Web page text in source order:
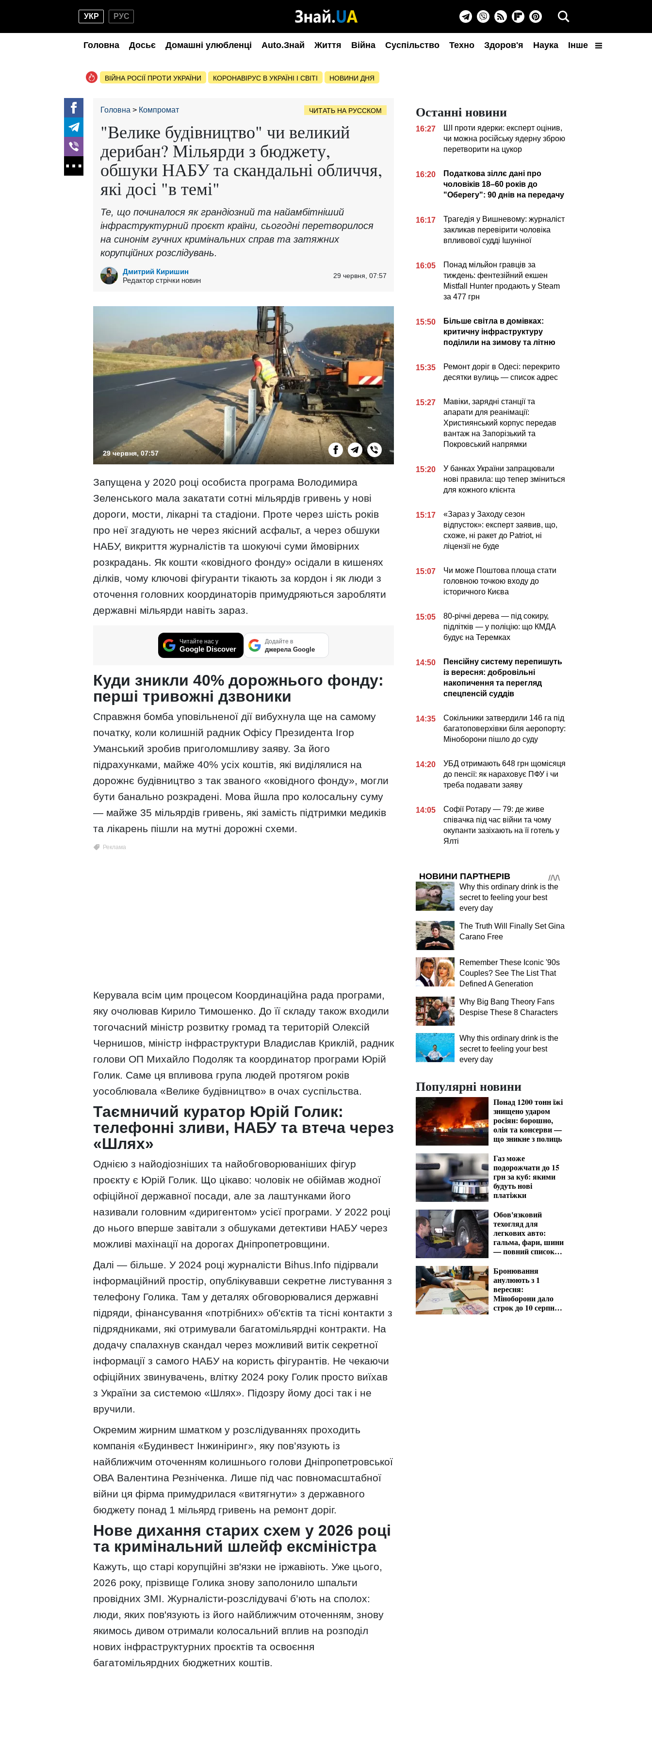
УКР РУС
Головна Досьє Домашні улюбленці Auto.Знай Життя Війна Суспільство Техно Здоров'я Наука Інше
ВІЙНА РОСІЇ ПРОТИ УКРАЇНИ КОРОНАВІРУС В УКРАЇНІ І СВІТІ НОВИНИ ДНЯ
Головна Компромат ЧИТАТЬ НА РУССКОМ
"Велике будівництво" чи великий
дерибан? Мільярди з бюджету,
обшуки НАБУ та скандальні обличчя,
які досі "в темі"
Те, що починалося як грандіозний та найамбітніший
інфраструктурний проєкт країни, сьогодні перетворилося
на синонім гучних кримінальних справ та затяжних
корупційних розслідувань.
Дмитрий Киришин
Редактор стрічки новин
29 червня, 07:57
29 червня, 07:57
Запущена у 2020 році особиста програма Володимира
Зеленського мала закатати сотні мільярдів гривень у нові
дороги, мости, лікарні та стадіони. Проте через шість років
про неї згадують не через якісний асфальт, а через обшуки
НАБУ, викриття журналістів та шокуючі суми ймовірних
розкрадань. Як кошти «ковідного фонду» осідали в кишенях
ділків, чому ключові фігуранти тікають за кордон і як люди з
оточення головних координаторів примудряються заробляти
державні мільярди навіть зараз.
Читайте нас у
Google Discover
Додайте в
джерела Google
Куди зникли 40% дорожнього фонду:
перші тривожні дзвоники
Справжня бомба уповільненої дії вибухнула ще на самому
початку, коли колишній радник Офісу Президента Ігор
Уманський зробив приголомшливу заяву. За його
підрахунками, майже 40% усіх коштів, які виділялися на
дорожнє будівництво з так званого «ковідного фонду», могли
бути банально розкрадені. Мова йшла про колосальну суму
— майже 35 мільярдів гривень, які замість підтримки медиків
та лікарень пішли на мутні дорожні схеми.
Керувала всім цим процесом Координаційна рада програми,
яку очолював Кирило Тимошенко. До її складу також входили
тогочасний міністр розвитку громад та територій Олексій
Чернишов, міністр інфраструктури Владислав Криклій, радник
голови ОП Михайло Подоляк та координатор програми Юрій
Голик. Саме ця впливова група людей протягом років
уособлювала «Велике будівництво» в очах суспільства.
Таємничий куратор Юрій Голик:
телефонні зливи, НАБУ та втеча через
«Шлях»
Однією з найодіозніших та найобговорюваніших фігур
проєкту є Юрій Голик. Що цікаво: чоловік не обіймав жодної
офіційної державної посади, але за лаштунками його
називали головним «диригентом» усієї програми. У 2022 році
до нього вперше завітали з обшуками детективи НАБУ через
можливі махінації на дорогах Дніпропетровщини.
Далі — більше. У 2024 році журналісти Bihus.Info підірвали
інформаційний простір, опублікувавши секретне листування з
телефону Голика. Там у деталях обговорювалися державні
підряди, фінансування «потрібних» об'єктів та тісні контакти з
підрядниками, які отримували багатомільярдні контракти. На
додачу спалахнув скандал через можливий витік секретної
інформації з самого НАБУ на користь фігурантів. Не чекаючи
офіційних звинувачень, влітку 2024 року Голик просто виїхав
з України за системою «Шлях». Підозру йому досі так і не
вручили.
Окремим жирним шматком у розслідуваннях проходить
компанія «Будинвест Інжиніринг», яку пов’язують із
найближчим оточенням колишнього голови Дніпропетровської
ОВА Валентина Резніченка. Лише під час повномасштабної
війни ця фірма примудрилася «витягнути» з державного
бюджету понад 1 мільярд гривень на ремонт доріг.
Нове дихання старих схем у 2026 році
та кримінальний шлейф ексміністра
Кажуть, що старі корупційні зв'язки не іржавіють. Уже цього,
2026 року, прізвище Голика знову заполонило шпальти
провідних ЗМІ. Журналісти-розслідувачі б’ють на сполох:
люди, яких пов'язують із його найближчим оточенням, знову
якимось дивом отримали колосальний вплив на розподіл
нових інфраструктурних проєктів та освоєння
багатомільярдних бюджетних коштів.
Останні новини
16:27
ШІ проти ядерки: експерт оцінив,
чи можна російську ядерну зброю
перетворити на цукор
16:20
Податкова зіллє дані про
чоловіків 18–60 років до
"Оберегу": 90 днів на передачу
16:17
Трагедія у Вишневому: журналіст
закликав перевірити чоловіка
впливової судді Ішуніної
16:05
Понад мільйон гравців за
тиждень: фентезійний екшен
Mistfall Hunter продають у Steam
за 477 грн
15:50
Більше світла в домівках:
критичну інфраструктуру
поділили на зимову та літню
15:35
Ремонт доріг в Одесі: перекрито
десятки вулиць — список адрес
15:27
Мавіки, зарядні станції та
апарати для реанімації:
Християнський корпус передав
вантаж на Запорізький та
Покровський напрямки
15:20
У банках України запрацювали
нові правила: що тепер зміниться
для кожного клієнта
15:17
«Зараз у Заходу сезон
відпусток»: експерт заявив, що,
схоже, ні ракет до Patriot, ні
ліцензії не буде
15:07
Чи може Поштова площа стати
головною точкою входу до
історичного Києва
15:05
80-річні дерева — під сокиру,
підлітків — у поліцію: що КМДА
будує на Теремках
14:50
Пенсійну систему перепишуть
із вересня: добровільні
накопичення та перегляд
спецпенсій суддів
14:35
Сокільники затвердили 146 га під
багатоповерхівки біля аеропорту:
Міноборони пішло до суду
14:20
УБД отримають 648 грн щомісяця
до пенсії: як нараховує ПФУ і чи
треба подавати заяву
14:05
Софії Ротару — 79: де живе
співачка під час війни та чому
окупанти зазіхають на її готель у
Ялті
НОВИНИ ПАРТНЕРІВ
Why this ordinary drink is the
secret to feeling your best
every day
The Truth Will Finally Set Gina
Carano Free
Remember These Iconic '90s
Couples? See The List That
Defined A Generation
Why Big Bang Theory Fans
Despise These 8 Characters
Why this ordinary drink is the
secret to feeling your best
every day
Популярні новини
Понад 1200 тонн їжі
знищено ударом
росіян: борошно,
олія та консерви —
що зникне з полиць
Газ може
подорожчати до 15
грн за куб: якими
будуть нові
платіжки
Обов'язковий
техогляд для
легкових авто:
гальма, фари, шини
— повний список
Бронювання
анулюють з 1
вересня:
Міноборони дало
строк до 10 серпня